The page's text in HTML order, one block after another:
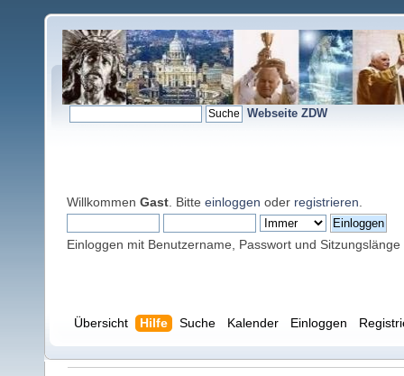
Webseite ZDW
Willkommen Gast . Bitte einloggen oder registrieren
Einloggen mit Benutzername, Passwort und Sitzungslänge
Übersicht Hilfe Suche Kalender Einloggen